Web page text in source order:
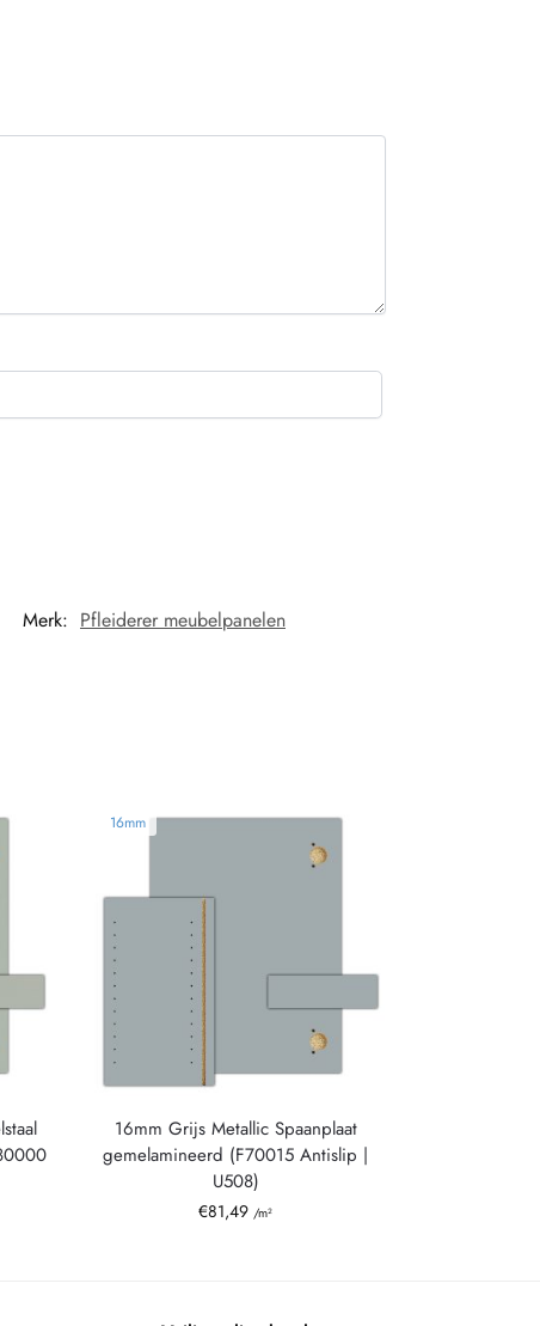
Merk: Pfleiderer meubelpanelen
16mm
16mm Grijs Metallic Spaanplaat
gemelamineerd (F70015 Antislip |
U508)
€81,49 /m²